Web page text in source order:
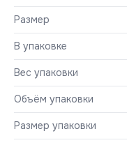
Размер
В упаковке
Вес упаковки
Объём упаковки
Размер упаковки